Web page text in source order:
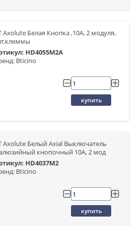
Axolute Белая Кнопка ,10А, 2 модуля,
HD4055M2A
Bticino
купить
Axolute Белый Axial Выключатель
кнопочный 10А, 2 мод
HD4037M2
Bticino
купить